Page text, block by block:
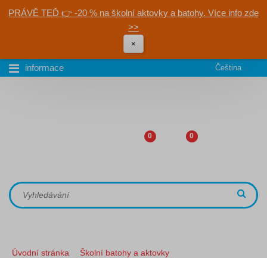
PRÁVĚ TEĎ 👉 -20 % na školní aktovky a batohy. Více info zde
>>
×
informace Čeština
0 0
Úvodní stránka
Školní batohy a aktovky